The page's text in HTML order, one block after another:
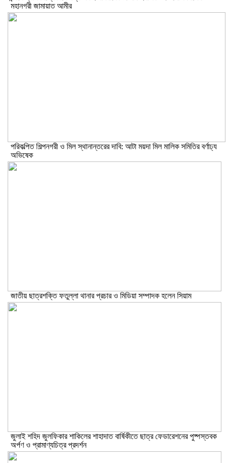
মহানগরী জামায়াত আমীর
পরিকল্পিত শিল্পনগরী ও মিল স্থানান্তরের দাবি: আটা ময়দা মিল মালিক সমিতির বর্ণাঢ্য
অভিষেক
জাতীয় ছাত্রশক্তি ফতুল্লা থানার প্রচার ও মিডিয়া সম্পাদক হলেন সিয়াম
​জুলাই শহিদ জুলফিকার শাকিলের শাহাদাত বার্ষিকীতে ছাত্র ফেডারেশনের পুষ্পস্তবক
অর্পণ ও প্রামাণ্যচিত্র প্রদর্শন